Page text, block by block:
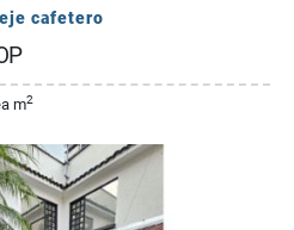
cafetero
m2